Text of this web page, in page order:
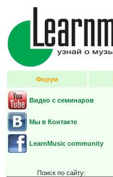
Форум
Видео с семинаров
Мы в Контакте
LearnMusic community
Поиск по сайту: